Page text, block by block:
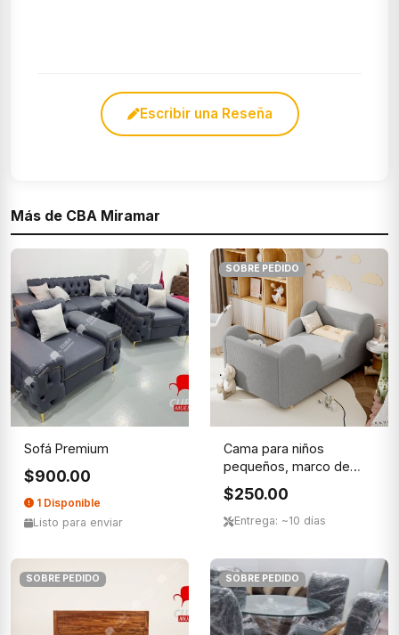
Escribir una Reseña
Más de CBA Miramar
Sofá Premium
$900.00
1 Disponible
Listo para enviar
SOBRE PEDIDO
Cama para niños
pequeños, marco de
cama para ni...
$250.00
Entrega: ~10 días
SOBRE PEDIDO SOBRE PEDIDO